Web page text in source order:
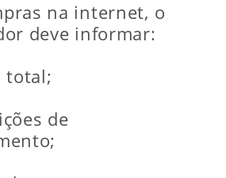
na internet, o
deve informar:
total;
de